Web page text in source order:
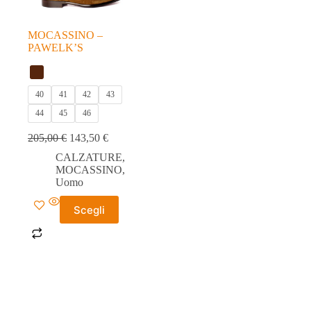
MOCASSINO –
PAWELK’S
40 41 42
43
44
45 46
205,00€ 143,50 €
CALZATURE,
MOCASSINO,
Uomo
Scegli
Questo
prodotto
più